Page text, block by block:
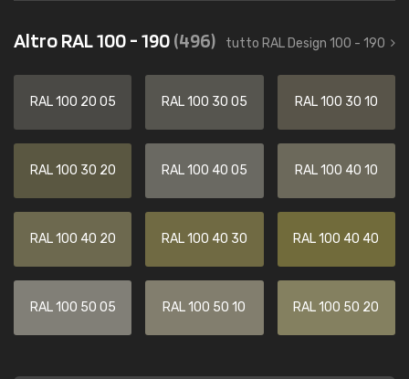
Altro RAL 100 - 190(496) tutto RAL Design 100 - 190
RAL 100 20 05 RAL 100 30 05 RAL 100 30 10
RAL 100 30 20 RAL 100 40 05 RAL 100 40 10
RAL 100 40 20 RAL 100 40 30 RAL 100 40 40
RAL 100 50 05 RAL 100 50 10 RAL 100 50 20